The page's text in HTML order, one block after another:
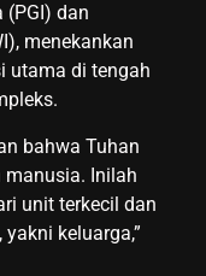
(PGI) dan
menekankan
utama di tengah
bahwa Tuhan
manusia. Inilah
unit terkecil dan
keluarga,”